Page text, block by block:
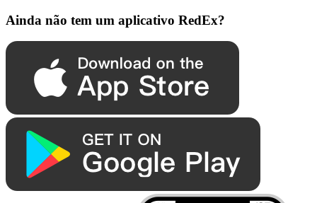
Ainda não tem um aplicativo RedEx?